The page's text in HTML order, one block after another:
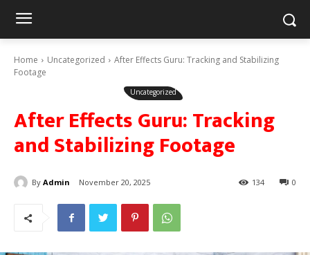
Home Uncategorized
After Effects Guru: Tracking and Stabilizing
Footage
Uncategorized
After Effects Guru: Tracking
and Stabilizing Footage
By Admin November 20, 2025 0
134